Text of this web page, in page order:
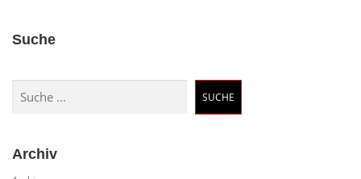
Suche
SUCHE
Archiv